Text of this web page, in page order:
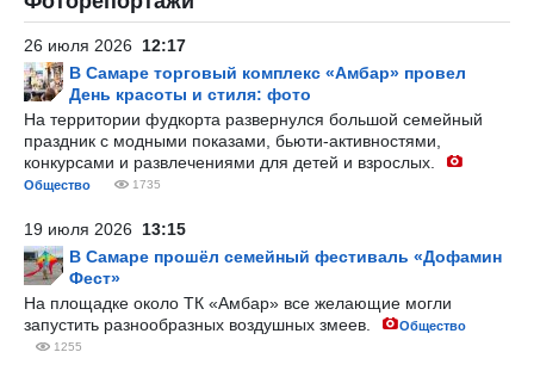
26 июля 2026 12:17
В Самаре торговый комплекс «Амбар» провел
День красоты и стиля: фото
На территории фудкорта развернулся большой семейный
праздник с модными показами, бьюти-активностями,
конкурсами и развлечениями для детей и взрослых.
Общество 1735
19 июля 2026 13:15
В Самаре прошёл семейный фестиваль «Дофамин
Фест»
На площадке около ТК «Амбар» все желающие могли
запустить разнообразных воздушных змеев.
Общество
1255